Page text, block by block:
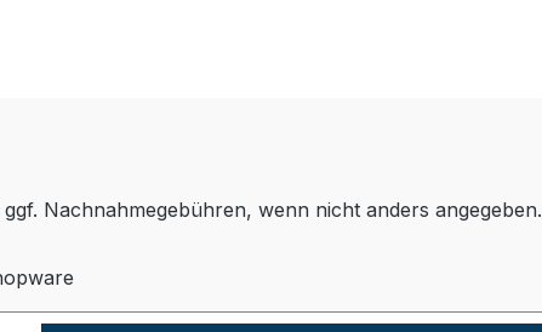
Nachnahmegebühren, wenn nicht anders angegeben.